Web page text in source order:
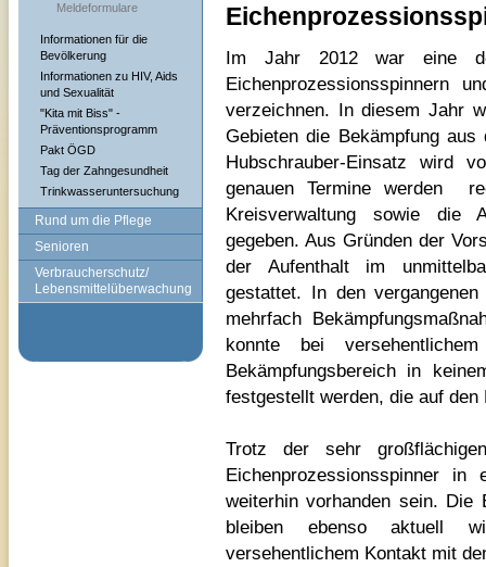
Meldeformulare
Informationen für die
Bevölkerung
Informationen zu HIV, Aids
und Sexualität
"Kita mit Biss" -
Präventionsprogramm
Pakt ÖGD
Tag der Zahngesundheit
Trinkwasseruntersuchung
Rund um die Pflege
Senioren
Verbraucherschutz/
Lebensmittelüberwachung
Im Jahr 2012 war eine
Eichenprozessionsspinnern
verzeichnen. In diesem Jahr
Gebieten die Bekämpfung
Hubschrauber-Einsatz wird
genauen Termine werden
Kreisverwaltung sowie die
gegeben. Aus Gründen der
der Aufenthalt im
gestattet. In den
mehrfach
konnte bei
Bekämpfungsbereich in
festgestellt werden, die auf
Trotz der sehr
Eichenprozessionsspinner
weiterhin vorhanden sein. Die
bleiben ebenso aktuell
versehentlichem Kontakt mit